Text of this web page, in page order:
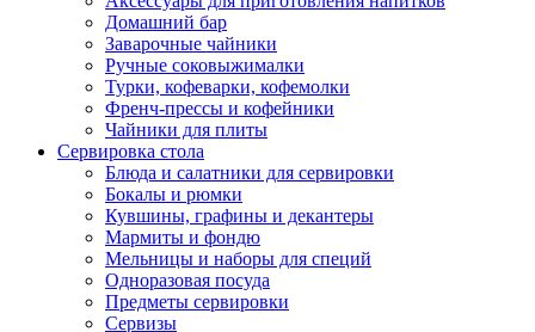
Домашний бар
Заварочные чайники
Ручные соковыжималки
Турки, кофеварки, кофемолки
Френч-прессы и кофейники
Чайники для плиты
Сервировка стола
Блюда и салатники для сервировки
Бокалы и рюмки
Кувшины, графины и декантеры
Мармиты и фондю
Мельницы и наборы для специй
Одноразовая посуда
Предметы сервировки
Сервизы